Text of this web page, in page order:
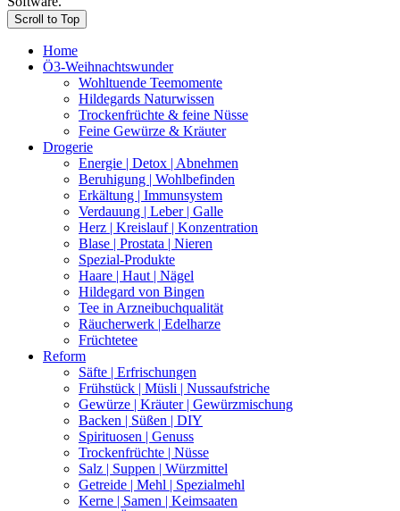
Scroll to Top
Home
Ö3-Weihnachtswunder
Wohltuende Teemomente
Hildegards Naturwissen
Trockenfrüchte & feine Nüsse
Feine Gewürze & Kräuter
Drogerie
Energie | Detox | Abnehmen
Beruhigung | Wohlbefinden
Erkältung | Immunsystem
Verdauung | Leber | Galle
Herz | Kreislauf | Konzentration
Blase | Prostata | Nieren
Spezial-Produkte
Haare | Haut | Nägel
Hildegard von Bingen
Tee in Arzneibuchqualität
Räucherwerk | Edelharze
Früchtetee
Reform
Säfte | Erfrischungen
Frühstück | Müsli | Nussaufstriche
Gewürze | Kräuter | Gewürzmischung
Backen | Süßen | DIY
Spirituosen | Genuss
Trockenfrüchte | Nüsse
Salz | Suppen | Würzmittel
Getreide | Mehl | Spezialmehl
Kerne | Samen | Keimsaaten